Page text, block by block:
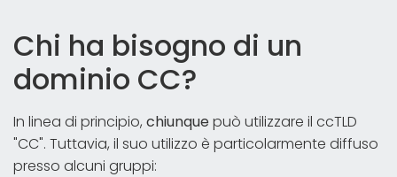
Chi ha bisogno di un
dominio CC?
In linea di principio, chiunquepuò utilizzare il ccTLD
"CC". Tuttavia, il suo utilizzo è particolarmente diffuso
presso alcuni gruppi: